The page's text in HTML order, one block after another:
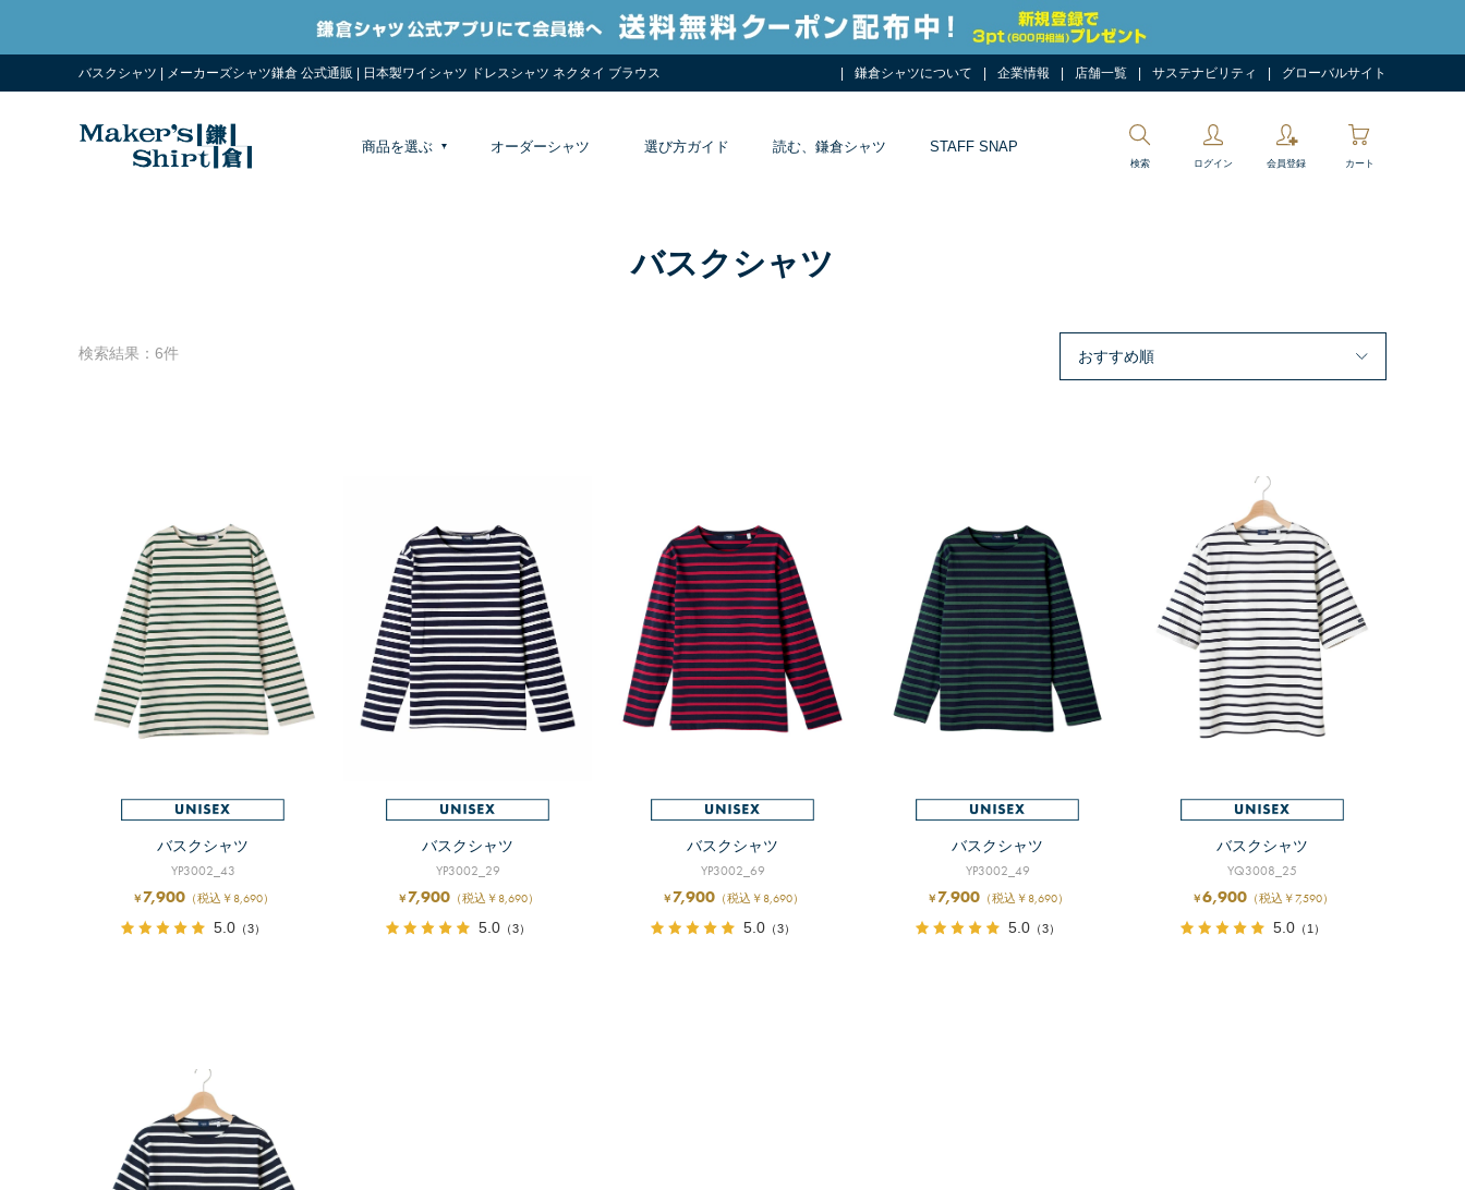
バスクシャツ | メーカーズシャツ鎌倉 公式通販 | 日本製ワイシャツ ドレスシャツ ネクタイ ブラウス 鎌倉シャツについて 企業情報 店舗一覧 サステナビリティ グローバルサイト
商品を選ぶ オーダーシャツ 選び方ガイド 読む、鎌倉シャツ STAFF SNAP
検索 ログイン 会員登録 カート
バスクシャツ
検索結果：6件
バスクシャツ
YP3002_43
￥7,900（税込￥8,690）
5.0（3）
バスクシャツ
YP3002_29
￥7,900（税込￥8,690）
5.0（3）
バスクシャツ
YP3002_69
￥7,900（税込￥8,690）
5.0（3）
バスクシャツ
YP3002_49
￥7,900（税込￥8,690）
5.0（3）
バスクシャツ
YQ3008_25
￥6,900（税込￥7,590）
5.0（1）